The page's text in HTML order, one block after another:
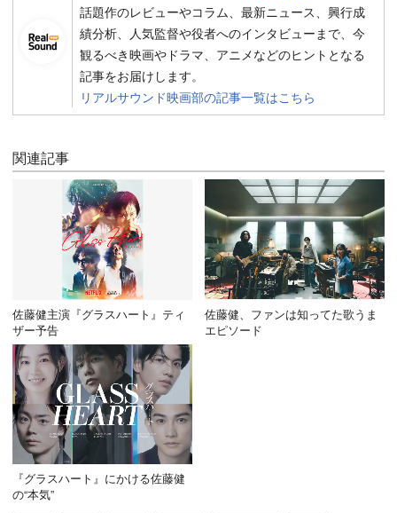
話題作のレビューやコラム、最新ニュース、興行成
績分析、人気監督や役者へのインタビューまで、今
観るべき映画やドラマ、アニメなどのヒントとなる
記事をお届けします。
リアルサウンド映画部の記事一覧はこちら
関連記事
佐藤健主演『グラスハート』ティ
ザー予告
佐藤健、ファンは知ってた歌うま
エピソード
『グラスハート』にかける佐藤健
の“本気”